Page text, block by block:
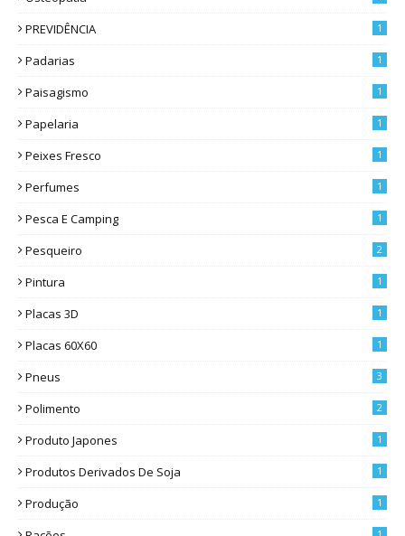
PREVIDÊNCIA 1
Padarias 1
Paisagismo 1
Papelaria 1
Peixes Fresco 1
Perfumes 1
Pesca E Camping 1
Pesqueiro 2
Pintura 1
Placas 3D 1
Placas 60X60 1
Pneus 3
Polimento 2
Produto Japones 1
Produtos Derivados De Soja 1
Produção 1